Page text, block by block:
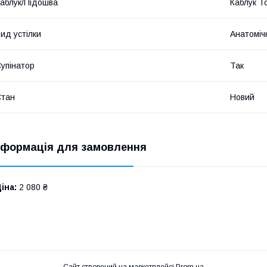
Підошва Каблук
устілки
Так
Новий
для замовлення
2 080 ₴